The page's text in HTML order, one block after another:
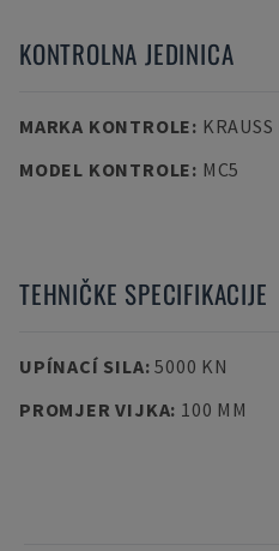
KONTROLNA JEDINICA
MARKA KONTROLE:
MODEL KONTROLE: MC5
TEHNIČKE SPECIFIKACIJE
UPÍNACÍ SILA:5000 KN
PROMJER VIJKA: 100 MM